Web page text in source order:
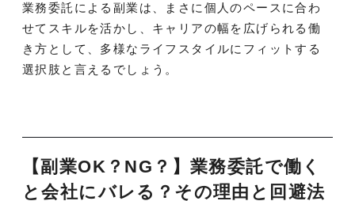
業務委託による副業は、まさに個人のペースに合わ
せてスキルを活かし、キャリアの幅を広げられる働
き方として、多様なライフスタイルにフィットする
選択肢と言えるでしょう。
【副業OK？NG？】業務委託で働く
と会社にバレる？その理由と回避法